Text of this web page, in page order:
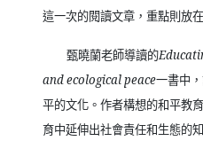
這一次的閱讀文章，重點則放
甄曉蘭老師導讀的
and ecological peace一書中
平的文化。作者構想的和平教
育中延伸出社會責任和生態的